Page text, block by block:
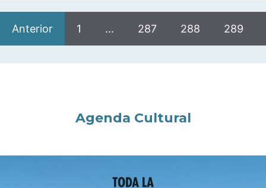
Anterior 1 … 287 288 289
Agenda Cultural